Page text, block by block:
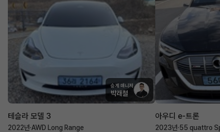
승계 매니저
박래철
테슬라 모델 3
2022년·AWD Long Range
아우디 e-트론
2023년·55 quattro